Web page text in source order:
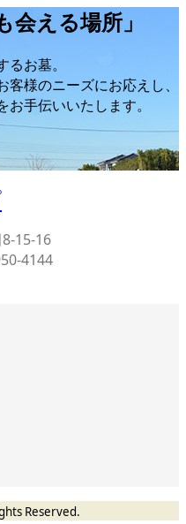
会える場所」
お墓。
様のニーズにお応えし、
お手伝いいたします。
15-16
4144
Reserved.